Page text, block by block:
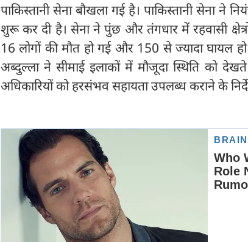
पाकिस्‍तानी सेना बौखला गई है। पाकिस्‍तानी सेना ने
शुरू कर दी है। सेना ने पुंछ और तंगधार में रहवासी क्षेत्रों
16 लोगों की मौत हो गई और 150 से ज्‍यादा घायल
अब्दुल्ला ने सीमाई इलाकों में मौजूदा स्थिति को
अधिकारियों को हरसंभव सहायता उपलब्ध कराने के